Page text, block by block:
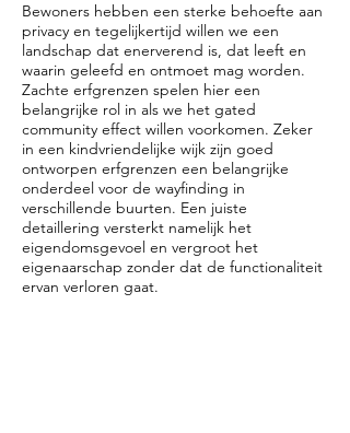
Bewoners hebben een sterke behoefte aan
privacy en tegelijkertijd willen we een
landschap dat enerverend is, dat leeft en
waarin geleefd en ontmoet mag worden.
Zachte erfgrenzen spelen hier een
belangrijke rol in als we het gated
community effect willen voorkomen. Zeker
in een kindvriendelijke wijk zijn goed
ontworpen erfgrenzen een belangrijke
onderdeel voor de wayfinding in
verschillende buurten. Een juiste
detaillering versterkt namelijk het
eigendomsgevoel en vergroot het
eigenaarschap zonder dat de functionaliteit
ervan verloren gaat.